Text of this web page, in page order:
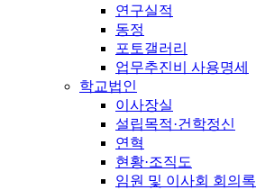
연구실적
동정
포토갤러리
업무추진비 사용명세
학교법인
이사장실
설립목적·건학정신
연혁
현황·조직도
임원 및 이사회 회의록